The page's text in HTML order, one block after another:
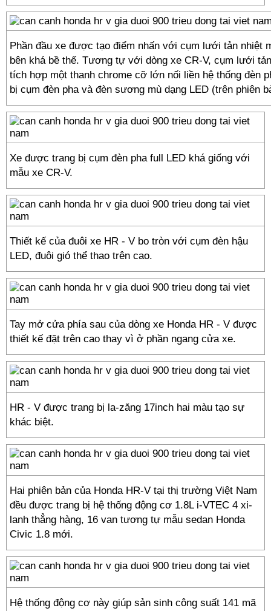
Phần đầu xe được tạo điểm nhấn với cụm lưới tản nhiệt
bên khá bề thế. Tương tự với dòng xe CR-V, cụm lưới
tích hợp một thanh chrome cỡ lớn nối liền hệ thống đèn
bị cụm đèn pha và đèn sương mù dạng LED (trên phiên
Xe được trang bị cụm đèn pha full LED khá giống với
mẫu xe CR-V.
Thiết kế của đuôi xe HR - V bo tròn với cụm đèn hậu
LED, đuôi gió thể thao trên cao.
Tay mở cửa phía sau của dòng xe Honda HR - V được
thiết kế đặt trên cao thay vì ở phần ngang cửa xe.
HR - V được trang bị la-zăng 17inch hai màu tạo sự
khác biệt.
Hai phiên bản của Honda HR-V tại thị trường Việt Nam
đều được trang bị hệ thống động cơ 1.8L i-VTEC 4 xi-
lanh thẳng hàng, 16 van tương tự mẫu sedan Honda
Civic 1.8 mới.
Hệ thống động cơ này giúp sản sinh công suất 141 mã